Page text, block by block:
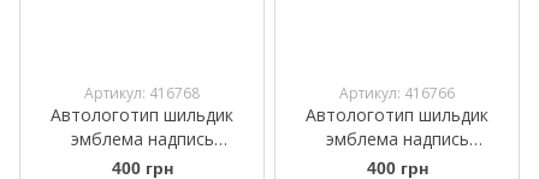
Артикул: 416768
Автологотип шильдик
эмблема надпись
Mercedes S600 black
400 грн
Артикул: 416766
Автологотип шильдик
эмблема надпись
Mercedes S450 black
400 грн